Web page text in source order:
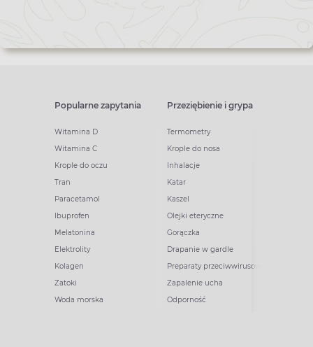
Popularne zapytania
Witamina D
Witamina C
Krople do oczu
Tran
Paracetamol
Ibuprofen
Melatonina
Elektrolity
Kolagen
Zatoki
Woda morska
Przeziębienie i grypa
Termometry
Krople do nosa
Inhalacje
Katar
Kaszel
Olejki eteryczne
Gorączka
Drapanie w gardle
Preparaty przeciwwirusowe
Zapalenie ucha
Odporność